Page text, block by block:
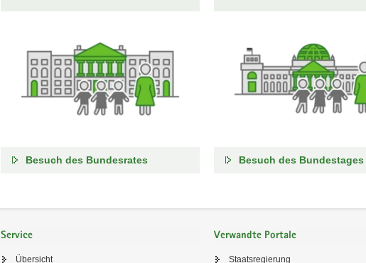
Besuch des Bundesrates Besuch des Bundestages
Service
Übersicht
Verwandte Portale
Staatsregierung